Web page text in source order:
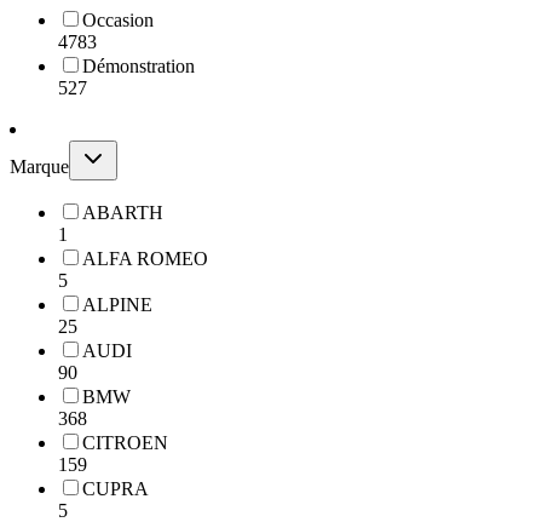
Occasion
4783
Démonstration
527
Marque
ABARTH
1
ALFA ROMEO
5
ALPINE
25
AUDI
90
BMW
368
CITROEN
159
CUPRA
5